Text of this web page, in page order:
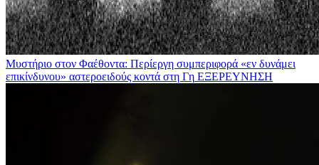
Μυστήριο στον Φαέθοντα: Περίεργη συμπεριφορά «εν δυνάμει
επικίνδυνου» αστεροειδούς κοντά στη Γη ΕΞΕΡΕΥΝΗΣΗ